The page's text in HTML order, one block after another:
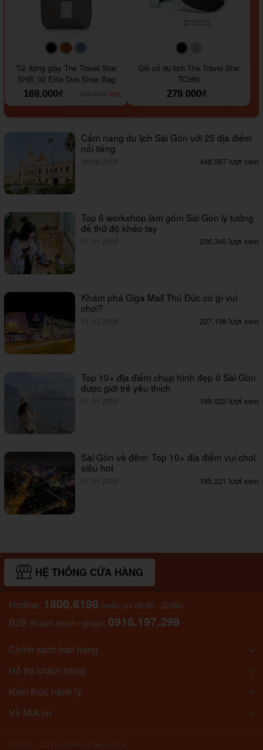
#000000#964B00
Túi đựng giày The Travel Star
SHB_02 Elite Duo Shoe Bag
169.000₫
-15%
Gối cổ du lịch The Travel Star
TC360
279.000₫
Cẩm nang du lịch Sài Gòn với 25 địa điểm
nổi tiếng
26.06.2026 448,567 lượt xem
Top 6 workshop làm gốm Sài Gòn lý tưởng
để thử độ khéo tay
07.01.2025 236,345 lượt xem
Khám phá Giga Mall Thủ Đức có gì vui
chơi?
31.03.2026 227,198 lượt xem
Top 10+ địa điểm chụp hình đẹp ở Sài Gòn
được giới trẻ yêu thích
07.01.2025 199,022 lượt xem
Sài Gòn về đêm: Top 10+ địa điểm vui chơi
siêu hot
07.01.2025 185,221 lượt xem
HỆ THỐNG CỬA HÀNG
Hotline: 1800.6198 (miễn phí 09:00 - 22:00)
B2B (Khách doanh nghiệp): 0918.197.299
Chính sách bán hàng
Hỗ trợ khách hàng
Kiến thức hành lý
Về MIA.vn